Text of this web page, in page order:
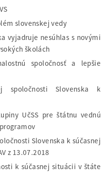
slovenskej vedy
vyjadruje nesúhlas s novými
školách
spoločnosť a lepšie
spoločnosti Slovenska k
UčSS pre štátnu vednú
Slovenska k súčasnej
z 13.07.2018
k súčasnej situácii v štáte